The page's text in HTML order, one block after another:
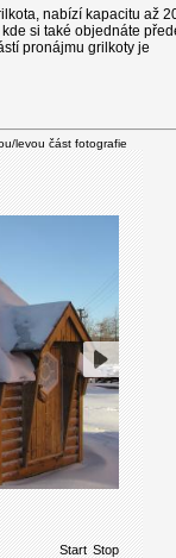
nabízí kapacitu až
si také objednáte
pronájmu grilkoty je
levou část fotografie
Start Stop